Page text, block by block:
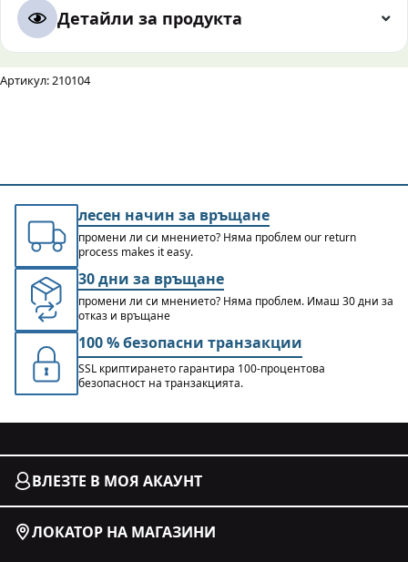
Детайли за продукта
Артикул: 210104
лесен начин за връщане
промени ли си мнението? Няма проблем our return
process makes it easy.
30 дни за връщане
промени ли си мнението? Няма проблем. Имаш 30 дни за
отказ и връщане
100 % безопасни транзакции
SSL криптирането гарантира 100-процентова
безопасност на транзакцията.
ВЛЕЗТЕ В МОЯ АКАУНТ
ЛОКАТОР НА МАГАЗИНИ